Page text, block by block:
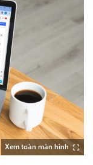
Xem toàn màn hình